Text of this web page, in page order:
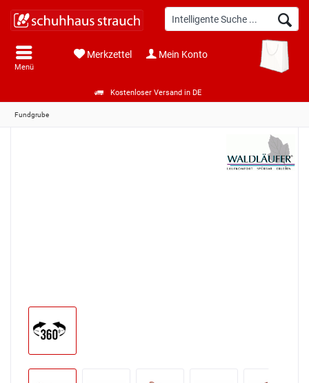
Kostenloser Versand in DE
Menü
Merkzettel Mein Konto
Fundgrube